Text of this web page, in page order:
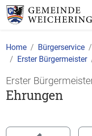
Home Bürgerservice
Erster Bürgermeister
Erster
Ehrungen